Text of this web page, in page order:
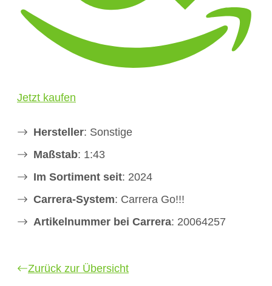
Jetzt kaufen
Hersteller: Sonstige
Maßstab: 1:43
Im Sortiment seit: 2024
Carrera-System: Carrera Go!!!
Artikelnummer bei Carrera: 20064257
Zurück zur Übersicht